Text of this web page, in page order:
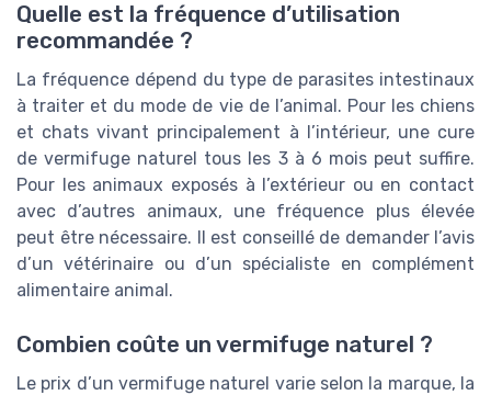
Quelle est la fréquence d’utilisation
recommandée ?
La fréquence dépend du type de parasites intestinaux
à traiter et du mode de vie de l’animal. Pour les chiens
et chats vivant principalement à l’intérieur, une cure
de vermifuge naturel tous les 3 à 6 mois peut suffire.
Pour les animaux exposés à l’extérieur ou en contact
avec d’autres animaux, une fréquence plus élevée
peut être nécessaire. Il est conseillé de demander l’avis
d’un vétérinaire ou d’un spécialiste en complément
alimentaire animal.
Combien coûte un vermifuge naturel ?
Le prix d’un vermifuge naturel varie selon la marque, la